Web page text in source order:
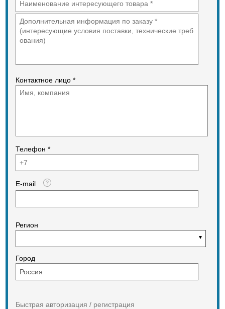
Контактное лицо *
Телефон *
E-mail
Регион
Город
Быстрая авторизация / регистрация